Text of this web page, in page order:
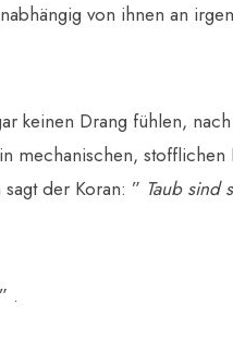
von ihnen an
keinen Drang fühlen,
mechanischen, stofflichen
der Koran: ” Taub sind
.